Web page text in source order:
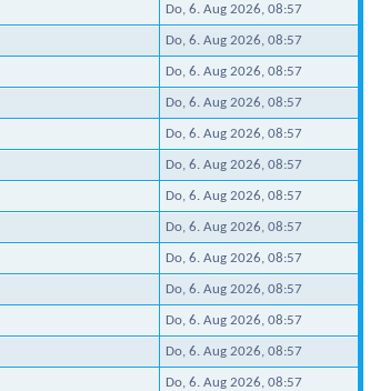
Do, 6. Aug 2026, 08:57
Do, 6. Aug 2026, 08:57
Do, 6. Aug 2026, 08:57
Do, 6. Aug 2026, 08:57
Do, 6. Aug 2026, 08:57
Do, 6. Aug 2026, 08:57
Do, 6. Aug 2026, 08:57
Do, 6. Aug 2026, 08:57
Do, 6. Aug 2026, 08:57
Do, 6. Aug 2026, 08:57
Do, 6. Aug 2026, 08:57
Do, 6. Aug 2026, 08:57
Do, 6. Aug 2026, 08:57